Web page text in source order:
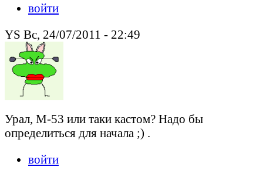
войти
YS Вс, 24/07/2011 - 22:49
Урал, М-53 или таки кастом? Надо бы
определиться для начала ;) .
войти